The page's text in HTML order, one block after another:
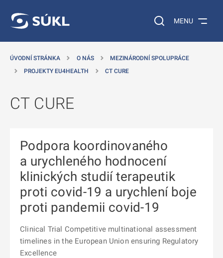
Vyhledávání na
MENU
ÚVODNÍ STRÁNKA O NÁS
MEZINÁRODNÍ SPOLUPRÁCE
PROJEKTY EU4HEALTH
CT CURE
CT CURE
Podpora koordinovaného
a urychleného hodnocení
klinických studií terapeutik
proti covid-19 a urychlení boje
proti pandemii covid-19
Clinical Trial Competitive multinational assessment
timelines in the European Union ensuring Regulatory
Excellence